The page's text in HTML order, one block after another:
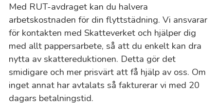
Med RUT-avdraget kan du halvera
arbetskostnaden för din flyttstädning. Vi ansvarar
för kontakten med Skatteverket och hjälper dig
med allt pappersarbete, så att du enkelt kan dra
nytta av skattereduktionen. Detta gör det
smidigare och mer prisvärt att få hjälp av oss. Om
inget annat har avtalats så fakturerar vi med 20
dagars betalningstid.